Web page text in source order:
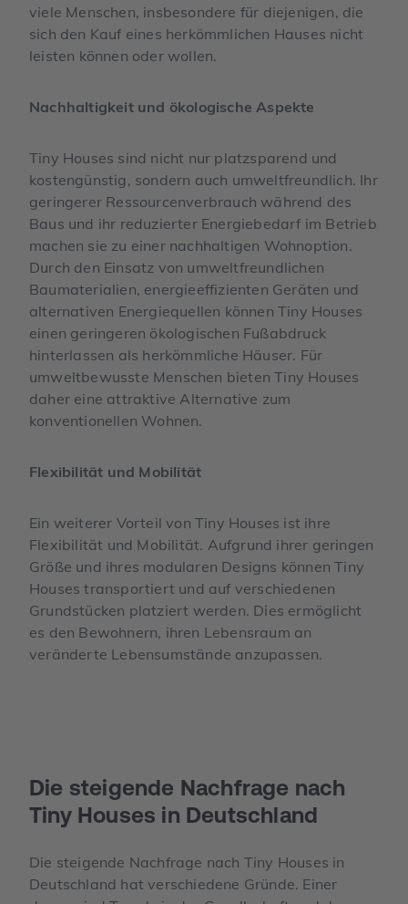
viele Menschen, insbesondere für diejenigen, die
sich den Kauf eines herkömmlichen Hauses nicht
leisten können oder wollen.
Nachhaltigkeit und ökologische Aspekte
Tiny Houses sind nicht nur platzsparend und
kostengünstig, sondern auch umweltfreundlich. Ihr
geringerer Ressourcenverbrauch während des
Baus und ihr reduzierter Energiebedarf im Betrieb
machen sie zu einer nachhaltigen Wohnoption.
Durch den Einsatz von umweltfreundlichen
Baumaterialien, energieeffizienten Geräten und
alternativen Energiequellen können Tiny Houses
einen geringeren ökologischen Fußabdruck
hinterlassen als herkömmliche Häuser. Für
umweltbewusste Menschen bieten Tiny Houses
daher eine attraktive Alternative zum
konventionellen Wohnen.
Flexibilität und Mobilität
Ein weiterer Vorteil von Tiny Houses ist ihre
Flexibilität und Mobilität. Aufgrund ihrer geringen
Größe und ihres modularen Designs können Tiny
Houses transportiert und auf verschiedenen
Grundstücken platziert werden. Dies ermöglicht
es den Bewohnern, ihren Lebensraum an
veränderte Lebensumstände anzupassen.
Die steigende Nachfrage nach
Tiny Houses in Deutschland
Die steigende Nachfrage nach Tiny Houses in
Deutschland hat verschiedene Gründe. Einer